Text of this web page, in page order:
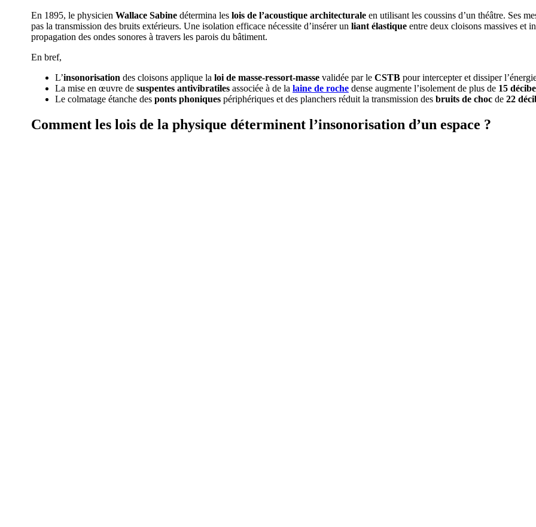
En 1895, le physicien Wallace Sabine détermina les lois de l’acoustique architecturale en utilisant les coussins d’un théâtre. Ses
pas la transmission des bruits extérieurs. Une isolation efficace nécessite d’insérer un liant élastique entre deux cloisons massives et
propagation des ondes sonores à travers les parois du bâtiment.
En bref,
L’insonorisation des cloisons applique la loi de masse-ressort-masse validée par le CSTB pour intercepter et dissiper
La mise en œuvre de suspentes antivibratiles associée à de la laine de roche dense augmente l’isolement de plus de 15
Le colmatage étanche des ponts phoniques périphériques et des planchers réduit la transmission des bruits de choc de 22
Comment les lois de la physique déterminent l’insonorisation d’un espace ?